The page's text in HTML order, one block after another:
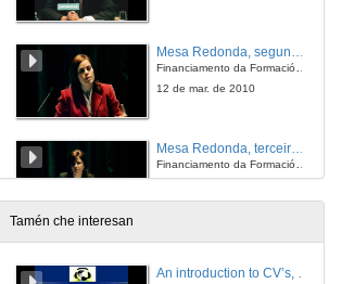
Financiamento da Formación Permanente
12 de mar. de 2010
Mesa Redonda, terceira intervención
Financiamento da Formación Permanente
Mesa Redonda, debate
Tamén che interesan
An introduction to CV’s, letters, and job searching